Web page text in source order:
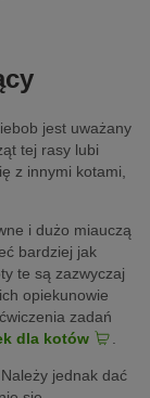
jest uważany
tej rasy lubi
z innymi kotami,
i dużo miauczą
bardziej jak
te są zazwyczaj
opiekunowie
zadań
dla kotów .
jednak dać